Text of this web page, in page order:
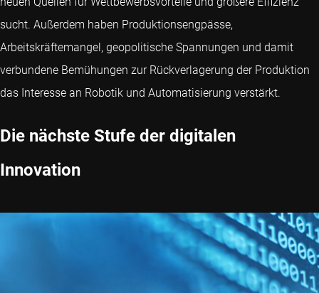
sucht. Außerdem haben Produktionsengpässe,
Arbeitskräftemangel, geopolitische Spannungen und damit
verbundene Bemühungen zur Rückverlagerung der Produktion
das Interesse an Robotik und Automatisierung verstärkt.
Die nächste Stufe der digitalen
Innovation